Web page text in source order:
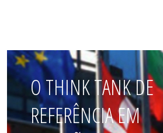
O THINK TANK DE
REFERÊNCIA EM